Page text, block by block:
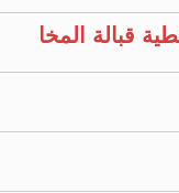
قبالة المخا